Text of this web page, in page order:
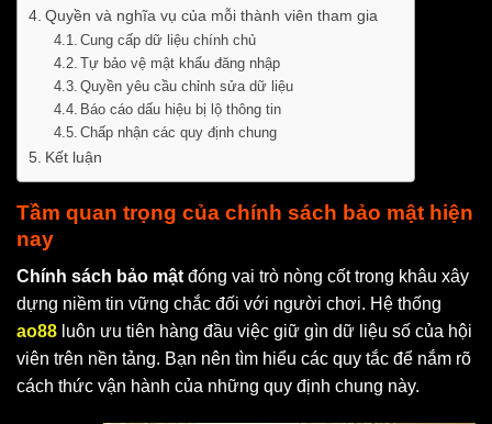
Quyền và nghĩa vụ của mỗi thành viên tham gia
Cung cấp dữ liệu chính chủ
Tự bảo vệ mật khẩu đăng nhập
Quyền yêu cầu chỉnh sửa dữ liệu
Báo cáo dấu hiệu bị lộ thông tin
Chấp nhận các quy định chung
Kết luận
Tầm quan trọng của chính sách bảo mật hiện
nay
Chính sách bảo mật đóng vai trò nòng cốt trong khâu xây
dựng niềm tin vững chắc đối với người chơi. Hệ thống
ao88 luôn ưu tiên hàng đầu việc giữ gìn dữ liệu số của hội
viên trên nền tảng. Bạn nên tìm hiểu các quy tắc để nắm rõ
cách thức vận hành của những quy định chung này.